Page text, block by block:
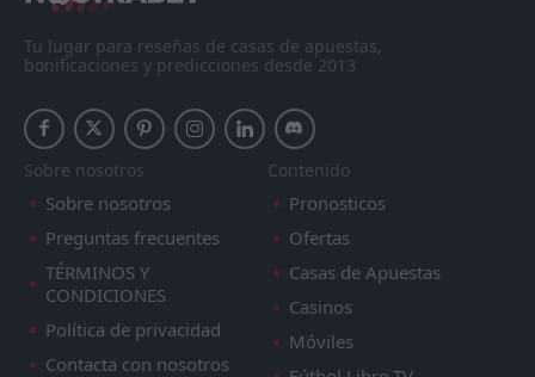
Tu lugar para reseñas de casas de apuestas,
bonificaciones y predicciones desde 2013
Sobre nosotros
Sobre nosotros
Preguntas frecuentes
TÉRMINOS Y
CONDICIONES
Política de privacidad
Contacta con nosotros
Contenido
Pronosticos
Ofertas
Casas de Apuestas
Casinos
Móviles